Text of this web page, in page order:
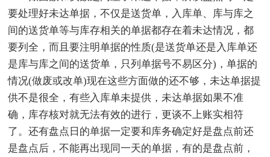
要处理好未达单据，不仅是送货单，入库单、库与库之
间的送货单等与库存相关的单据都存在着未达情况，都
要列全，而且要注明单据的性质(是送货单还是入库单还
是库与库之间的送货单，只列单据号不易区分)，单据的
情况(做废或改单)现在这些方面做的还不够，未达单据提
供不是很全，有些入库单未提供，未达单据如果不准
确，库存核对就无法有效的进行，更谈不上账实相符
了。还有盘点日的单据一定要和库务确定好是盘点前还
是盘点后，不能再出现同一天的单据，有的是盘点前，